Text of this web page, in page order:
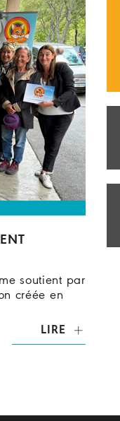
soutient par
créée en
LIRE